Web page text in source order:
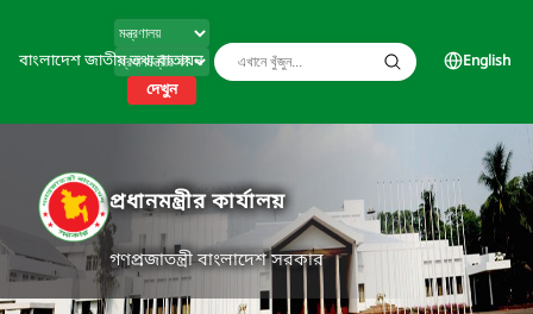
বাংলাদেশ জাতীয় তথ্য বাতায়ন
দেখুন
English
প্রধানমন্ত্রীর কার্যালয়
গণপ্রজাতন্ত্রী বাংলাদেশ সরকার